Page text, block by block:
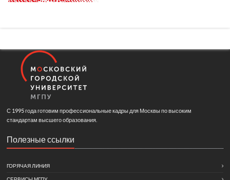
С 1995 года готовим профессиональные кадры для Москвы по высоким
стандартам высшего образования.
Полезные ссылки
ГОРЯЧАЯ ЛИНИЯ